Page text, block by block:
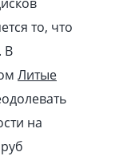
то, что
В
Литые
на
pуб